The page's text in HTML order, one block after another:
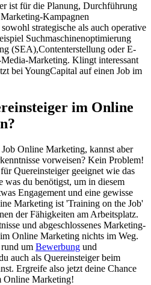
ist für die Planung, Durchführung
Kampagnen
strategische als auch operative
Suchmaschinenoptimierung
(SEA),Contenterstellung oder E-
Marketing. Klingt interessant
bei YoungCapital auf einen Job im
im Online
Online Marketing, kannst aber
vorweisen? Kein Problem!
Quereinsteiger geeignet wie das
du benötigst, um in diesem
Engagement und eine gewisse
Marketing ist 'Training on the Job'
der Fähigkeiten am Arbeitsplatz.
und abgeschlossenes Marketing-
Online Marketing nichts im Weg.
um Bewerbung und
auch als Quereinsteiger beim
Ergreife also jetzt deine Chance
Online Marketing!